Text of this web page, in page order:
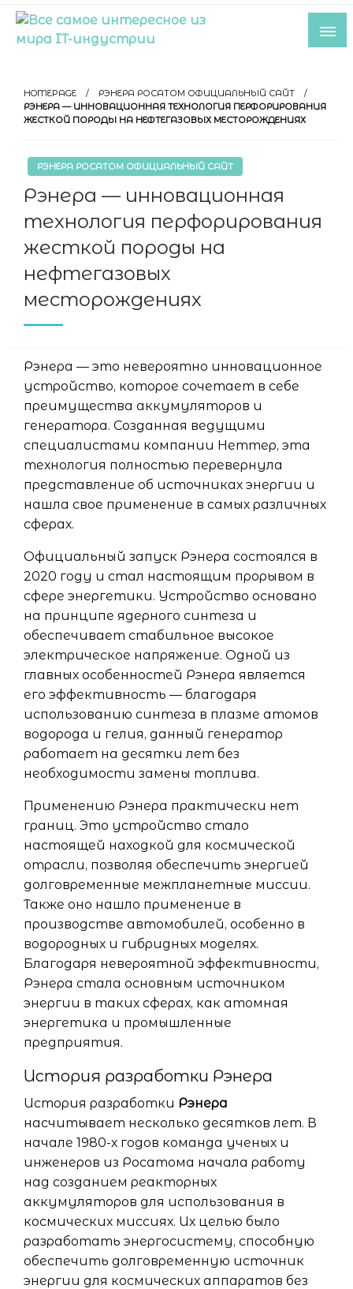
Skip
content
индустрии
HOMEPAGE
РЭНЕРА РОСАТОМ ОФИЦИАЛЬНЫЙ САЙТ
РЭНЕРА — ИННОВАЦИОННАЯ ТЕХНОЛОГИЯ ПЕРФОРИРОВАНИЯ
ЖЕСТКОЙ ПОРОДЫ НА НЕФТЕГАЗОВЫХ МЕСТОРОЖДЕНИЯХ
РЭНЕРА РОСАТОМ ОФИЦИАЛЬНЫЙ САЙТ
Рэнера — инновационная
технология перфорирования
жесткой породы на
нефтегазовых
месторождениях
Рэнера — это невероятно инновационное
устройство, которое сочетает в себе
преимущества аккумуляторов и
генератора. Созданная ведущими
специалистами компании Неттер, эта
технология полностью перевернула
представление об источниках энергии и
нашла свое применение в самых различных
сферах.
Официальный запуск Рэнера состоялся в
2020 году и стал настоящим прорывом в
сфере энергетики. Устройство основано
на принципе ядерного синтеза и
обеспечивает стабильное высокое
электрическое напряжение. Одной из
главных особенностей Рэнера является
его эффективность — благодаря
использованию синтеза в плазме атомов
водорода и гелия, данный генератор
работает на десятки лет без
необходимости замены топлива.
Применению Рэнера практически нет
границ. Это устройство стало
настоящей находкой для космической
отрасли, позволяя обеспечить энергией
долговременные межпланетные миссии.
Также оно нашло применение в
производстве автомобилей, особенно в
водородных и гибридных моделях.
Благодаря невероятной эффективности,
Рэнера стала основным источником
энергии в таких сферах, как атомная
энергетика и промышленные
предприятия.
История разработки Рэнера
История разработки Рэнера
насчитывает несколько десятков лет. В
начале 1980-х годов команда ученых и
инженеров из Росатома начала работу
над созданием реакторных
аккумуляторов для использования в
космических миссиях. Их целью было
разработать энергосистему, способную
обеспечить долговременную источник
энергии для космических аппаратов без